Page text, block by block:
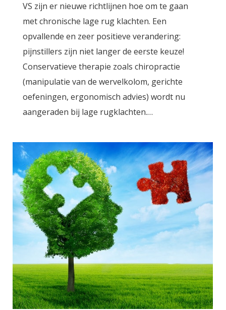
VS zijn er nieuwe richtlijnen hoe om te gaan
met chronische lage rug klachten. Een
opvallende en zeer positieve verandering:
pijnstillers zijn niet langer de eerste keuze!
Conservatieve therapie zoals chiropractie
(manipulatie van de wervelkolom, gerichte
oefeningen, ergonomisch advies) wordt nu
aangeraden bij lage rugklachten.…